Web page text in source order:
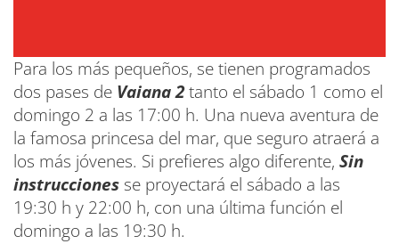
Para los más pequeños, se tienen programados
dos pases de Vaiana 2tanto el sábado 1 como el
domingo 2 a las 17:00 h. Una nueva aventura de
la famosa princesa del mar, que seguro atraerá a
los más jóvenes. Si prefieres algo diferente, Sin
instrucciones se proyectará el sábado a las
19:30 h y 22:00 h, con una última función el
domingo a las 19:30 h.